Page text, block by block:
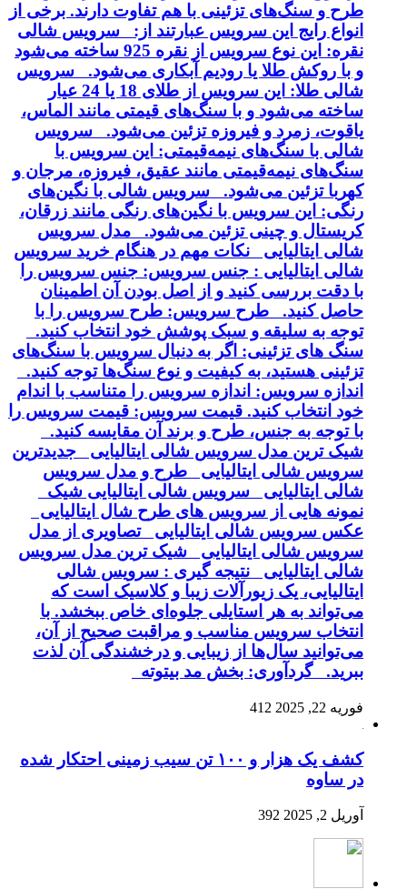
طرح و سنگ‌های تزئینی با هم تفاوت دارند. برخی از
انواع رایج این سرویس عبارتند از: سرویس شالی
نقره: این نوع سرویس از نقره 925 ساخته می‌شود
و با روکش طلا یا رودیم آبکاری می‌شود. سرویس
شالی طلا: این سرویس از طلای 18 یا 24 عیار
ساخته می‌شود و با سنگ‌های قیمتی مانند الماس،
یاقوت، زمرد و فیروزه تزئین می‌شود. سرویس
شالی با سنگ‌های نیمه‌قیمتی: این سرویس با
سنگ‌های نیمه‌قیمتی مانند عقیق، فیروزه، مرجان و
کهربا تزئین می‌شود. سرویس شالی با نگین‌های
رنگی: این سرویس با نگین‌های رنگی مانند زرقان،
کریستال و چینی تزئین می‌شود. مدل سرویس
شالی ایتالیایی نکات مهم در هنگام خرید سرویس
شالی ایتالیایی : جنس سرویس: جنس سرویس را
با دقت بررسی کنید و از اصل بودن آن اطمینان
حاصل کنید. طرح سرویس: طرح سرویس را با
توجه به سلیقه و سبک پوشش خود انتخاب کنید.
سنگ های تزئینی: اگر به دنبال سرویس با سنگ‌های
تزئینی هستید، به کیفیت و نوع سنگ‌ها توجه کنید.
اندازه سرویس: اندازه سرویس را متناسب با اندام
خود انتخاب کنید. قیمت سرویس: قیمت سرویس را
با توجه به جنس، طرح و برند آن مقایسه کنید.
شیک ترین مدل سرویس شالی ایتالیایی جدیدترین
سرویس شالی ایتالیایی طرح و مدل سرویس
شالی ایتالیایی سرویس شالی ایتالیایی شیک
نمونه هایی از سرویس های طرح شال ایتالیایی
عکس سرویس شالی ایتالیایی تصاویری از مدل
سرویس شالی ایتالیایی شیک ترین مدل سرویس
شالی ایتالیایی نتیجه گیری : سرویس شالی
ایتالیایی، یک زیورآلات زیبا و کلاسیک است که
می‌تواند به هر استایلی جلوه‌ای خاص ببخشد. با
انتخاب سرویس مناسب و مراقبت صحیح از آن،
می‌توانید سال‌ها از زیبایی و درخشندگی آن لذت
ببرید. گردآوری: بخش مد بیتوته
فوریه 22, 2025 412
کشف یک هزار و ۱۰۰ تن سیب زمینی احتکار شده
در ساوه
آوریل 2, 2025 392